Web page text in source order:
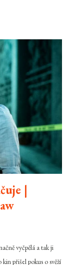
hrdiny filmového
se vrací už ve
Cesta za dalším
MGM
Skyfall je tady.
|
vyčpělá a tak ji
přišel pokus o svěží